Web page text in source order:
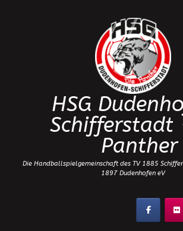
HSG
Schifferstadt
Panther
Die Handballspielgemeinschaft des TV 1885
1897 Dudenhofen eV